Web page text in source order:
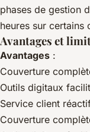
phases de gestion
heures sur certains
Avantages et
Avantages :
Couverture
Outils digitaux
Service client
Couverture